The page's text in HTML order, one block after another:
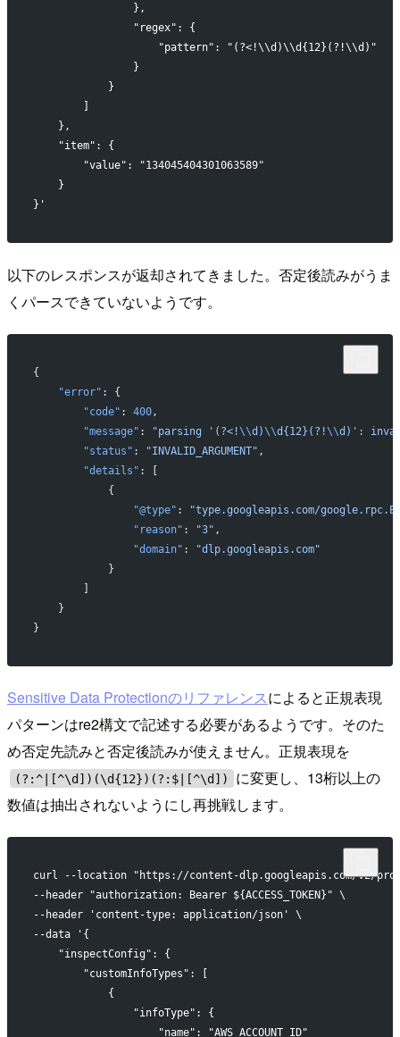
                },
                "regex": {
                    "pattern": "(?<!\\d)\\d{12}(?!\\d)"
                }
            }
    },
    "item": {
        "value": "134045404301063589"
    }
}'
以下のレスポンスが返却されてきました。否定後読みがうま
くパースできていないようです。
{
    "error"
: {
        "code"
: 400,
        "message"
: "parsing '(?<!\\d)\\d{12}(?!\\d)':
        "status"
: "INVALID_ARGUMENT" ,
        "details"
: [
            {
                "@type"
:
"type.googleapis.com/
                "reason"
: "3" ,
                "domain"
:
"dlp.googleapis.com"
            }
        ]
    }
}
Sensitive Data Protectionのリファレンスによると正規表現
パターンはre2構文で記述する必要があるようです。そのた
め否定先読みと否定後読みが使えません。正規表現を
(?:^|[^\d])(\d{12})(?:$|[^\d])
に変更し、13桁以上の
数値は抽出されないようにし再挑戦します。
curl --location "https://content-dlp.googleapis.com/v2/
--header "authorization: Bearer ${ACCESS_TOKEN}" \
--header 'content-type: application/json' \
--data '{
    "inspectConfig": {
        "customInfoTypes": [
            {
                "infoType": {
                    "name": "AWS_ACCOUNT_ID"